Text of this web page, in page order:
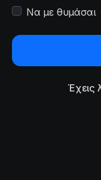
Να με θυμάσαι
Έχεις